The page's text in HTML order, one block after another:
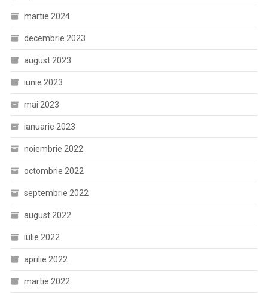
martie 2024
decembrie 2023
august 2023
iunie 2023
mai 2023
ianuarie 2023
noiembrie 2022
octombrie 2022
septembrie 2022
august 2022
iulie 2022
aprilie 2022
martie 2022